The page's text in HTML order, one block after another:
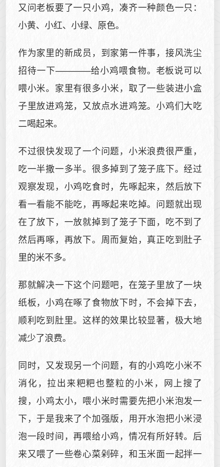
又问老板要了一只小鸡，凑齐一种颜色一只：
小黄、小红、小绿、原色。
作为家里的新成员，到家第一件事，接风洗尘
招待一下————给小鸡喂食物。老板说可以
喂小米。家里有很多小米，取了一些装进小盒
子里放进鸡笼，又放点水进鸡笼。小鸡们大吃
二喝起来。
不过很快发现了一个问题，小米浪费很严重，
吃一半撒一多半。很多掉到了笼子底下。经过
观察发现，小鸡吃食时，先啄起来，然后放下
看一看能不能吃，再啄起来吃掉。问题就出现
在了放下，一放就掉到了笼子下面，吃不到了
然后再啄，再放下。周而复始，真正吃到肚子
里的米不多。
那就解决一下这个问题吧，在笼子里放了一块
纸板，小鸡在啄了食物放下时，不会掉下去，
顺利吃到肚里。这样的效果比较显著，极大地
减少了浪费。
同时，又发现另一个问题，有的小鸡吃小米不
消化，拉出来粑粑也整粒的小米，网上搜了
搜，小鸡太小，喂小米时需要先把小米泡发一
下，于是我来了个加强版，用开水泡把小米浸
泡一段时间，再喂给小鸡，情况有所好转。后
来又喂了一些卷心菜剁碎，和玉米面一起拌一